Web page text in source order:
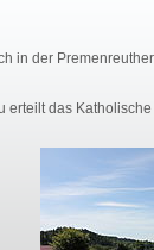
in der
erteilt das